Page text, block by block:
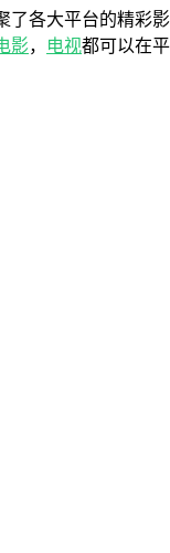
各大平台的精
影， 电视都可以在